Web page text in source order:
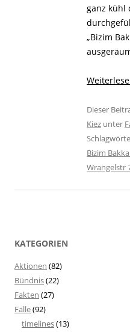
ganz kühl
„Bizim
Dieser
Kiez unter
Bizim
Wrangelstr
KATEGORIEN
Aktionen (82)
Bündnis(22)
Fakten (27)
Fälle(92)
timelines(13)